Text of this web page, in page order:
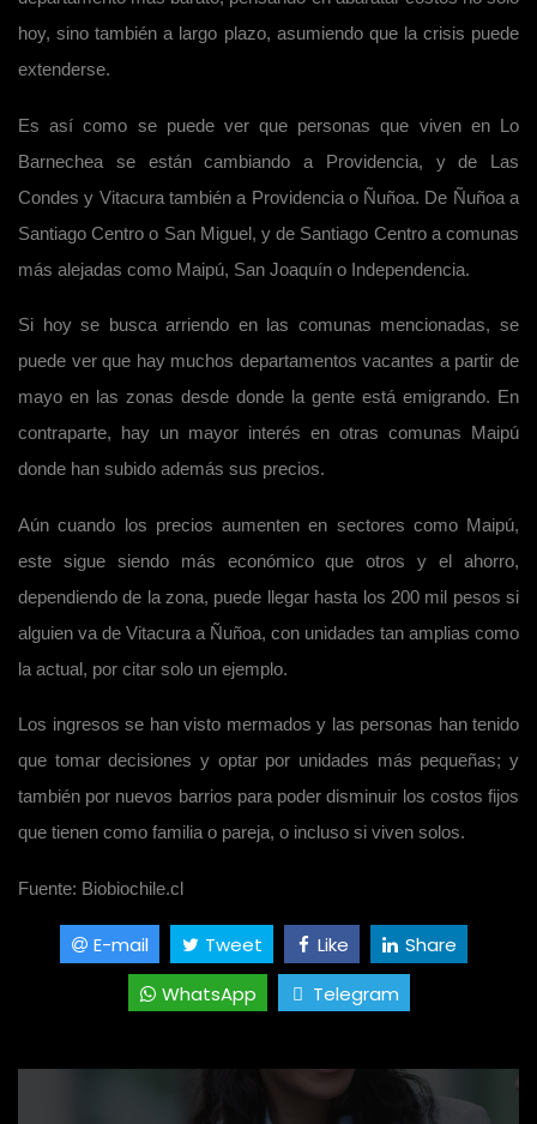
hoy, sino también a largo plazo, asumiendo que la crisis puede
extenderse.
Es así como se puede ver que personas que viven en Lo
Barnechea se están cambiando a Providencia, y de Las
Condes y Vitacura también a Providencia o Ñuñoa. De Ñuñoa a
Santiago Centro o San Miguel, y de Santiago Centro a comunas
más alejadas como Maipú, San Joaquín o Independencia.
Si hoy se busca arriendo en las comunas mencionadas, se
puede ver que hay muchos departamentos vacantes a partir de
mayo en las zonas desde donde la gente está emigrando. En
contraparte, hay un mayor interés en otras comunas Maipú
donde han subido además sus precios.
Aún cuando los precios aumenten en sectores como Maipú,
este sigue siendo más económico que otros y el ahorro,
dependiendo de la zona, puede llegar hasta los 200 mil pesos si
alguien va de Vitacura a Ñuñoa, con unidades tan amplias como
la actual, por citar solo un ejemplo.
Los ingresos se han visto mermados y las personas han tenido
que tomar decisiones y optar por unidades más pequeñas; y
también por nuevos barrios para poder disminuir los costos fijos
que tienen como familia o pareja, o incluso si viven solos.
Fuente: Biobiochile.cl
E-mail Tweet Like
Share
WhatsApp
Telegram